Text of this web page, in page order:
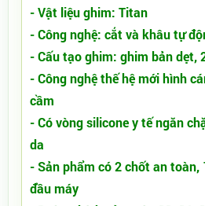
- Vật liệu ghim: Titan
- Công nghệ: cắt và khâu tự
- Cấu tạo ghim: ghim bản dẹt,
- Công nghệ thế hệ mới hình
cầm
- Có vòng silicone y tế ngăn
da
- Sản phẩm có 2 chốt an toàn,
đầu máy